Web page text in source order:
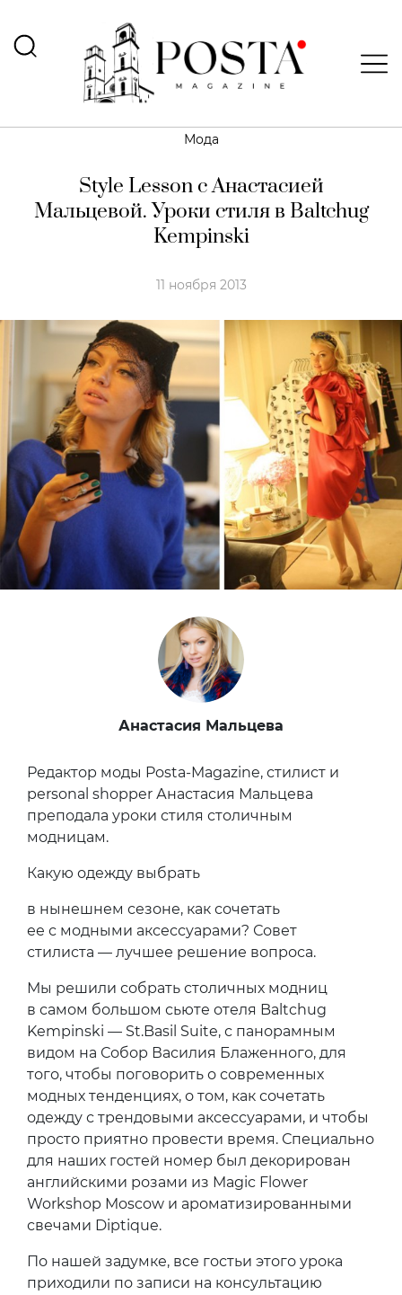
Мода
Style Lesson с Анастасией
Мальцевой. Уроки стиля в Baltchug
Kempinski
11 ноября 2013
Анастасия Мальцева
Редактор моды Posta-Magazine, стилист и
personal shopper Анастасия Мальцева
преподала уроки стиля столичным
модницам.
Какую одежду выбрать
в нынешнем сезоне, как сочетать
ее с модными аксессуарами? Совет
стилиста — лучшее решение вопроса.
Мы решили собрать столичных модниц
в самом большом сьюте отеля Baltchug
Kempinski — St.Basil Suite, с панорамным
видом на Собор Василия Блаженного, для
того, чтобы поговорить о современных
модных тенденциях, о том, как сочетать
одежду с трендовыми аксессуарами, и чтобы
просто приятно провести время. Специально
для наших гостей номер был декорирован
английскими розами из Magic Flower
Workshop Moscow и ароматизированными
свечами Diptique.
По нашей задумке, все гостьи этого урока
приходили по записи на консультацию